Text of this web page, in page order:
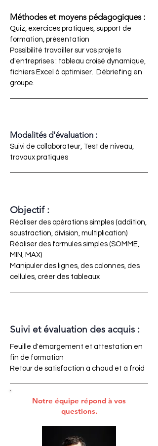
Méthodes et moyens pédagogiques :
Quiz, exercices pratiques, support de
formation, présentation
Possibilité travailler sur vos projets
d'entreprises : tableau croisé dynamique,
fichiers Excel à optimiser. Débriefing en
groupe.
Modalités d'évaluation :
Suivi de collaborateur, Test de niveau,
travaux pratiques
Objectif :
Réaliser des opérations simples (addition,
soustraction, division, multiplication)
Réaliser des formules simples (SOMME,
MIN, MAX)
Manipuler des lignes, des colonnes, des
cellules, créer des tableaux
Suivi et évaluation des acquis :
Feuille d'émargement et attestation en
fin de formation
Retour de satisfaction à chaud et à froid
Notre équipe répond à vos
questions.